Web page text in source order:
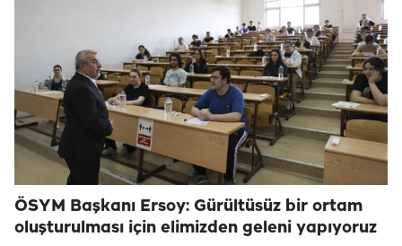
ÖSYM Başkanı Ersoy: Gürültüsüz bir ortam
oluşturulması için elimizden geleni yapıyoruz